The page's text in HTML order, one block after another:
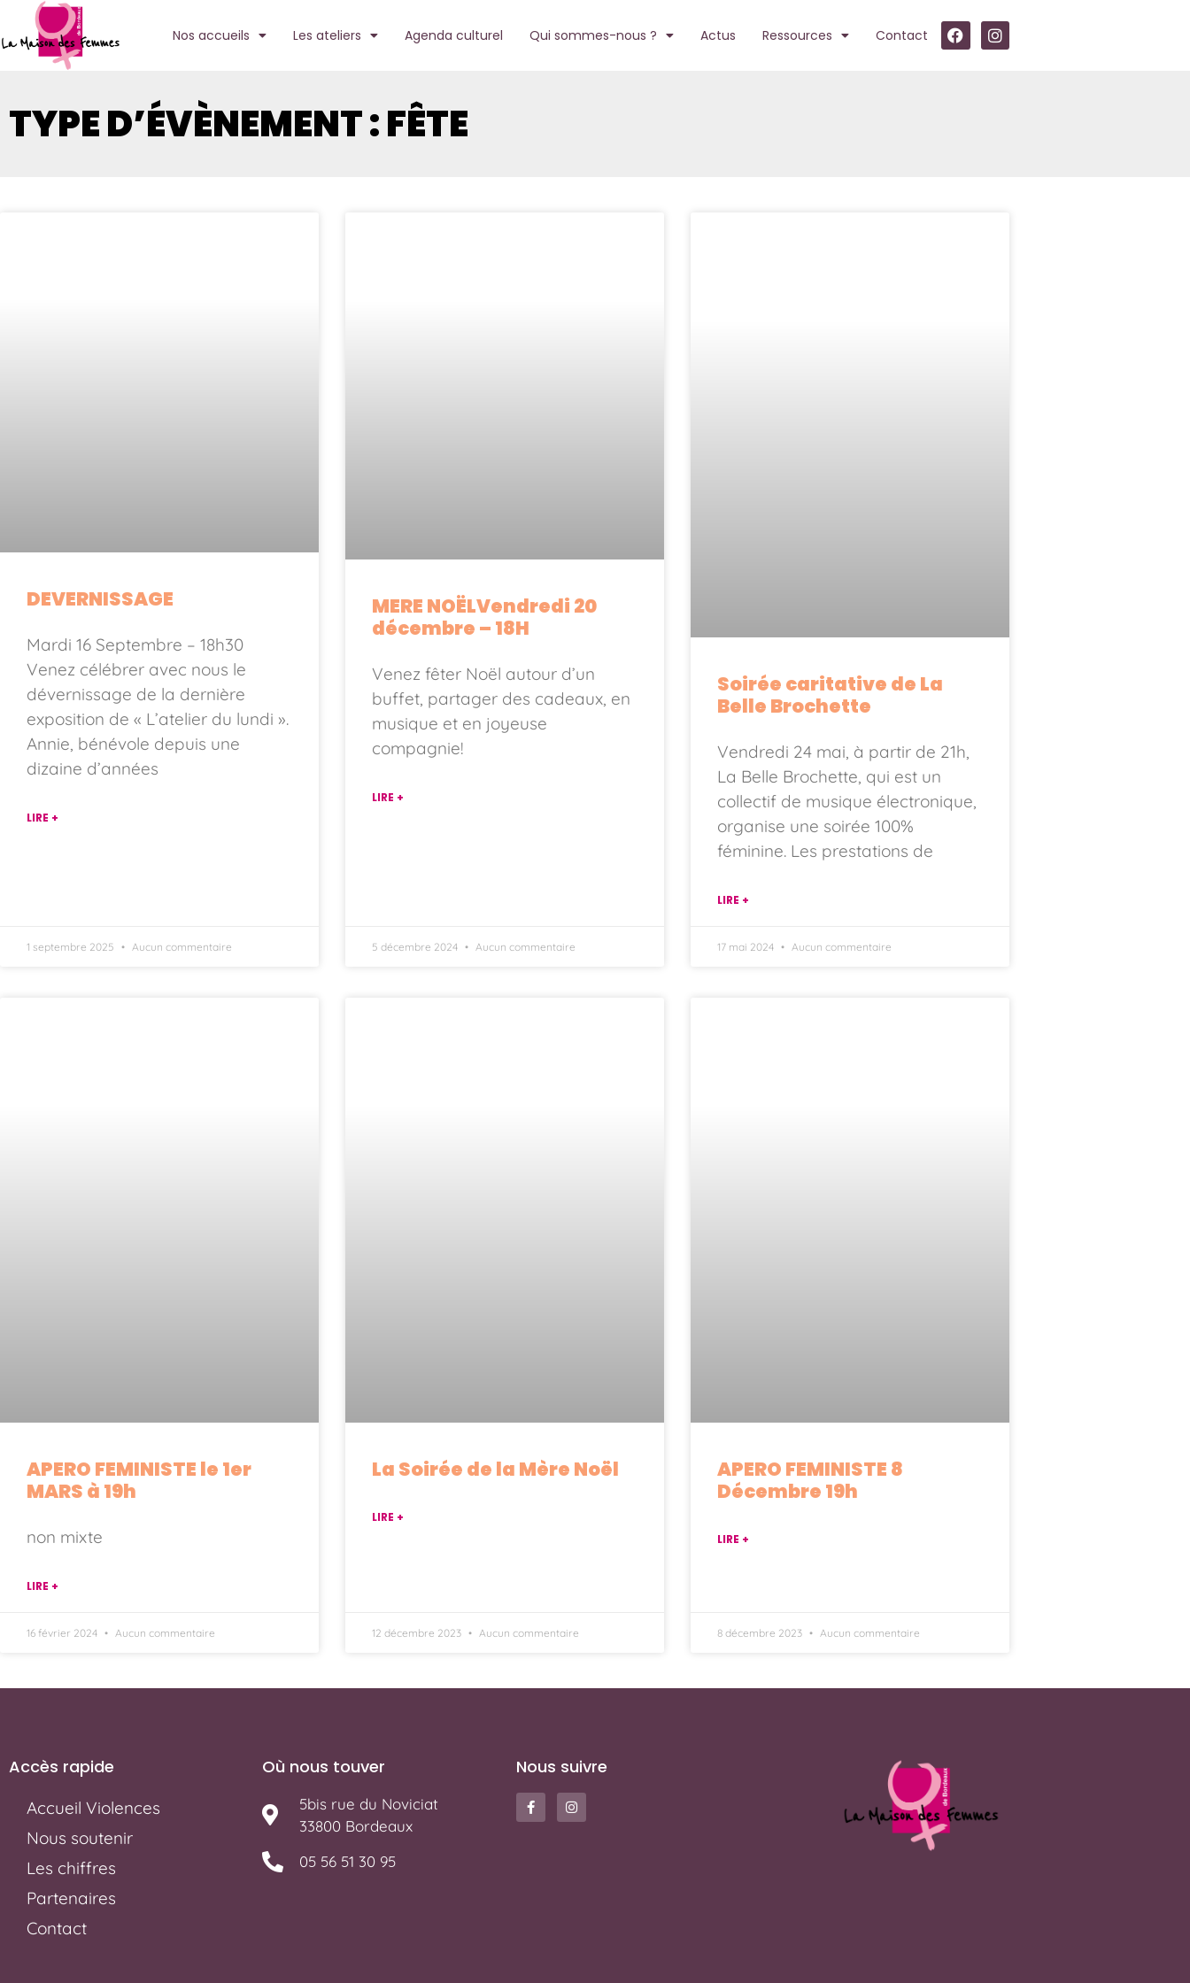
Nos accueils Les ateliers Agenda culturel Qui sommes-nous ? Actus Ressources Contact
TYPE D’ÉVÈNEMENT : FÊTE
DEVERNISSAGE
Mardi 16 Septembre – 18h30
Venez célébrer avec nous le
dévernissage de la dernière
exposition de « L’atelier du lundi ».
Annie, bénévole depuis une
dizaine d’années
LIRE +
1 septembre 2025 Aucun commentaire
MERE NOËLVendredi 20
décembre – 18H
Venez fêter Noël autour d’un
buffet, partager des cadeaux, en
musique et en joyeuse
compagnie!
LIRE +
5 décembre 2024 Aucun commentaire
Soirée caritative de La
Belle Brochette
Vendredi 24 mai, à partir de 21h,
La Belle Brochette, qui est un
collectif de musique électronique,
organise une soirée 100%
féminine. Les prestations de
LIRE +
17 mai 2024 Aucun commentaire
APERO FEMINISTE le 1er
MARS à 19h
non mixte
LIRE +
16 février 2024 Aucun commentaire
La Soirée de la Mère Noël
LIRE +
12 décembre 2023 Aucun commentaire
APERO FEMINISTE 8
Décembre 19h
LIRE +
8 décembre 2023 Aucun commentaire
Accès rapide
Accueil Violences
Nous soutenir
Les chiffres
Partenaires
Contact
Où nous touver
5bis rue du Noviciat
33800 Bordeaux
05 56 51 30 95
Nous suivre